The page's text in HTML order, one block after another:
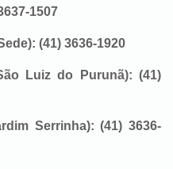
1507
(41) 3636-1920
Luiz do Purunã): (41)
Serrinha): (41) 3636-